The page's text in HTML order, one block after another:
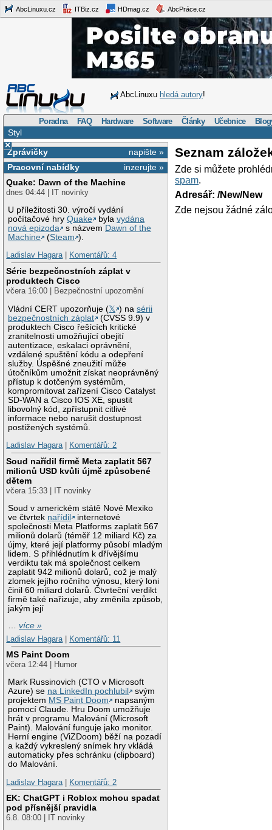
AbcLinuxu.cz ITBiz.cz HDmag.cz AbcPráce.cz
AbcLinuxu hledá autory!
Poradna FAQ Hardware Software Články Učebnice
Styl
×
napište »
Zprávičky
inzerujte »
Pracovní nabídky
Quake: Dawn of the Machine
dnes 04:44 | IT novinky
U příležitosti 30. výročí vydání
počítačové hryQuake bylavydána
nová epizoda
s názvem Dawn of the
Machine
(Steam ).
Ladislav Hagara| Komentářů: 4
Série bezpečnostních záplat v
produktech Cisco
včera 16:00 | Bezpečnostní upozornění
Vládní CERT upozorňuje (𝕏 ) nasérii
bezpečnostních záplat
(CVSS 9.9) v
produktech Cisco řešících kritické
zranitelnosti umožňující obejití
autentizace, eskalaci oprávnění,
vzdálené spuštění kódu a odepření
služby. Úspěšné zneužití může
útočníkům umožnit získat neoprávněný
přístup k dotčeným systémům,
kompromitovat zařízení Cisco Catalyst
SD-WAN a Cisco IOS XE, spustit
libovolný kód, zpřístupnit citlivé
informace nebo narušit dostupnost
postižených systémů.
Ladislav Hagara| Komentářů: 2
Soud nařídil firmě Meta zaplatit 567
milionů USD kvůli újmě způsobené
dětem
včera 15:33 | IT novinky
Soud v americkém státě Nové Mexiko
ve čtvrtek nařídil
internetové
společnosti Meta Platforms zaplatit 567
milionů dolarů (téměř 12 miliard Kč) za
újmy, které její platformy působí mladým
lidem. S přihlédnutím k dřívějšímu
verdiktu tak má společnost celkem
zaplatit 942 milionů dolarů, což je malý
zlomek jejího ročního výnosu, který loni
činil 60 miliard dolarů. Čtvrteční verdikt
firmě také nařizuje, aby změnila způsob,
jakým její
…více »
Ladislav Hagara
Komentářů: 11
MS Paint Doom
včera 12:44 | Humor
Mark Russinovich (CTO v Microsoft
Azure) se na LinkedIn pochlubil
svým
projektem MS Paint Doom
napsaným
pomocí Claude. Hru Doom umožňuje
hrát v programu Malování (Microsoft
Paint). Malování funguje jako monitor.
Herní engine (ViZDoom) běží na pozadí
a každý vykreslený snímek hry vkládá
automaticky přes schránku (clipboard)
do Malování.
Ladislav Hagara
Komentářů: 2
EK: ChatGPT i Roblox mohou spadat
pod přísnější pravidla
6.8. 08:00 | IT novinky
Seznam
Zde si můžete
spam.
Adresář: /New/New
Zde nejsou žádné